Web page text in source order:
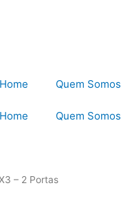
Home Quem Somos
Home Quem Somos
– 2 Portas